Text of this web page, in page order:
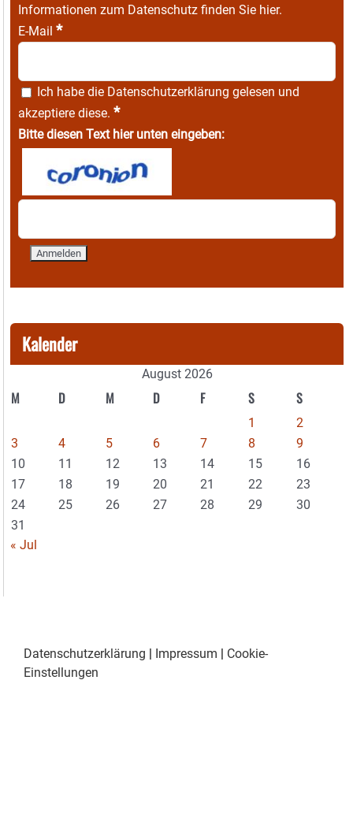
Informationen zum Datenschutz finden Sie hier.
E-Mail *
Ich habe die Datenschutzerklärung gelesen und
akzeptiere diese. *
Bitte diesen Text hier unten eingeben:
Kalender
August 2026
M D M D F S S
1
2
3
4 5 6 7 8
9
10
11 12 13 14 15
16
17
18 19 20 21 22
23
24
25 26 27 28 29
30
31
« Jul
Datenschutzerklärung Impressum
Cookie-
Einstellungen